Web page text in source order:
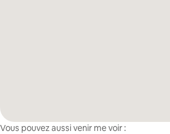
Vous pouvez aussi venir me voir :